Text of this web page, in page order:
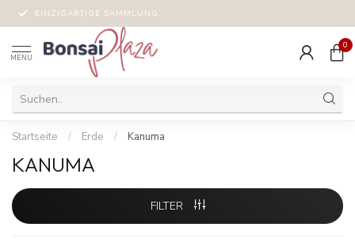
EINZIGARTIGE SAMMLUNG
MENU
0
Startseite / Erde / Kanuma
KANUMA
FILTER